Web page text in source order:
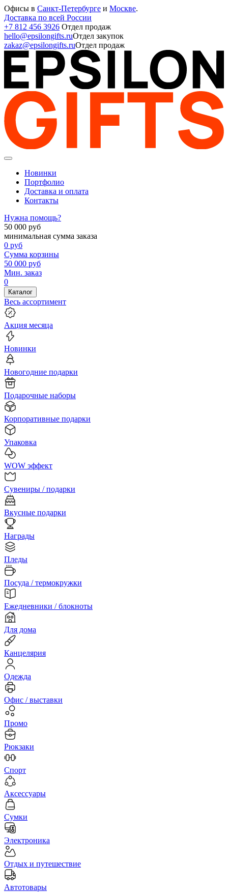
Офисы в Санкт-Петербурге и Москве.
Доставка по всей России
+7 812 456 3926 Отдел продаж
hello@epsilongifts.ruОтдел закупок
zakaz@epsilongifts.ruОтдел продаж
Новинки
Портфолио
Доставка и оплата
Контакты
Нужна помощь?
50 000 руб
минимальная сумма заказа
0 руб
Сумма корзины
50 000 руб
Мин. заказ
0
Каталог
Весь ассортимент
Акция месяца
Новинки
Новогодние подарки
Подарочные наборы
Корпоративные подарки
Упаковка
WOW эффект
Сувениры / подарки
Вкусные подарки
Награды
Пледы
Посуда / термокружки
Ежедневники / блокноты
Для дома
Канцелярия
Одежда
Офис / выставки
Промо
Рюкзаки
Спорт
Аксессуары
Сумки
Электроника
Отдых и путешествие
Автотовары